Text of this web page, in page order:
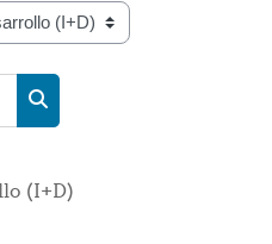
Buscar cursos
(I+D)